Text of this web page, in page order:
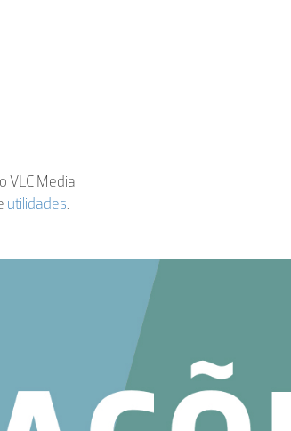
VLC Media
utilidades.